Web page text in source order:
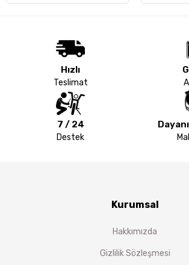
Hızlı
Teslimat
7 / 24
Destek
Kurumsal
Hakkımızda
Gizlilik Sözleşmesi